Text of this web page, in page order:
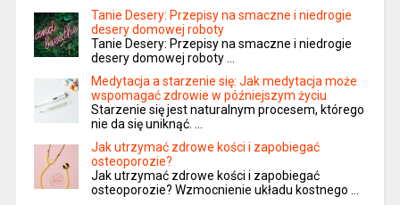
Tanie Desery: Przepisy na smaczne i niedrogie
desery domowej roboty
Tanie Desery: Przepisy na smaczne i niedrogie
desery domowej roboty …
Medytacja a starzenie się: Jak medytacja może
wspomagać zdrowie w późniejszym życiu
Starzenie się jest naturalnym procesem, którego
nie da się uniknąć. …
Jak utrzymać zdrowe kości i zapobiegać
osteoporozie?
Jak utrzymać zdrowe kości i zapobiegać
osteoporozie? Wzmocnienie układu kostnego …